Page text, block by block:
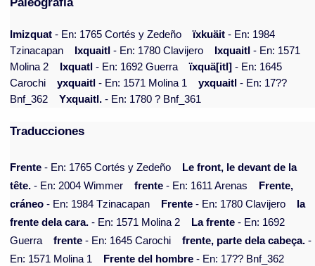
Imizquat - En: 1765 Cortés y Zedeño ïxkuäit - En: 1984
Tzinacapan
Ixquaitl - En: 1780 Clavijero Ixquaitl - En: 1571
Molina 2
Ixquatl - En: 1692 Guerra ïxquä[itl] - En: 1645
Carochi
yxquaitl - En: 1571 Molina 1 yxquaitl - En: 17??
Bnf_362
Yxquaitl. - En: 1780 ? Bnf_361
Traducciones
Frente - En: 1765 Cortés y Zedeño
Le front, le devant de la
tête. - En: 2004 Wimmer frente - En: 1611 Arenas
Frente,
cráneo - En: 1984 Tzinacapan Frente - En: 1780 Clavijero
la
frente dela cara. - En: 1571 Molina 2 La frente - En: 1692
Guerra
frente - En: 1645 Carochi frente, parte dela cabeça. -
En: 1571 Molina 1
Frente del hombre - En: 17?? Bnf_362